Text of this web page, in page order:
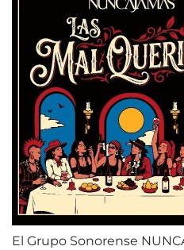
El Grupo Sonorense